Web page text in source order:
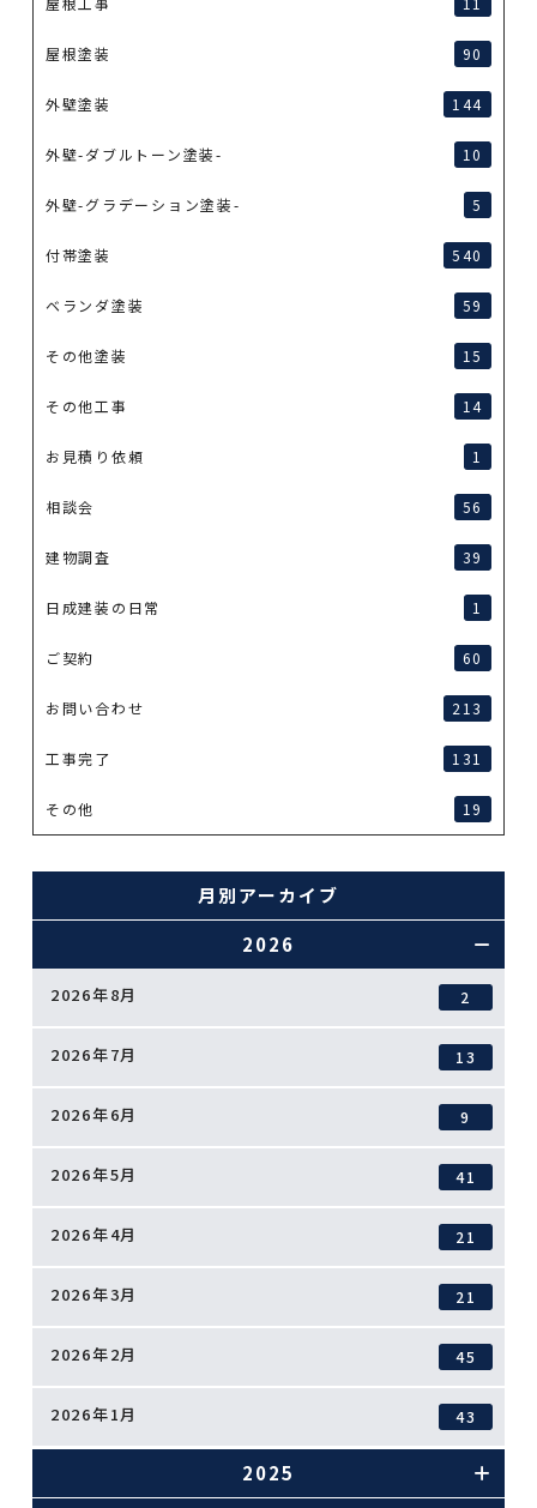
屋根塗装 90
外壁塗装 144
外壁-ダブルトーン塗装- 10
外壁-グラデーション塗装- 5
付帯塗装 540
ベランダ塗装 59
その他塗装 15
その他工事 14
お見積り依頼 1
相談会 56
建物調査 39
日成建装の日常 1
ご契約 60
お問い合わせ 213
工事完了 131
その他 19
月別アーカイブ
2026
2026年8月 2
2026年7月 13
2026年6月 9
2026年5月 41
2026年4月 21
2026年3月 21
2026年2月 45
2026年1月 43
2025